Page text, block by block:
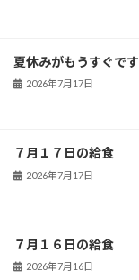
夏休みがもうすぐです
2026年7月17日
７月１７日の給食
2026年7月17日
７月１６日の給食
2026年7月16日